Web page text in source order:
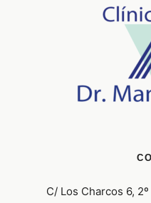
C/ Los Charcos 6,